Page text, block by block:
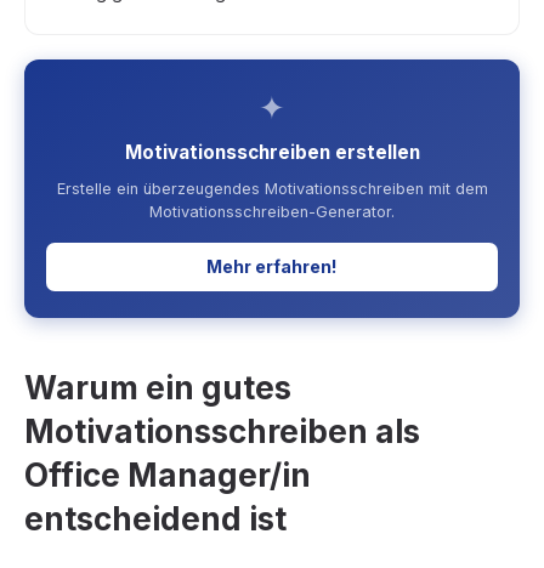
✦
Motivationsschreiben erstellen
Erstelle ein überzeugendes Motivationsschreiben mit dem
Motivationsschreiben-Generator.
Mehr erfahren!
Warum ein gutes
Motivationsschreiben als
Office Manager/in
entscheidend ist